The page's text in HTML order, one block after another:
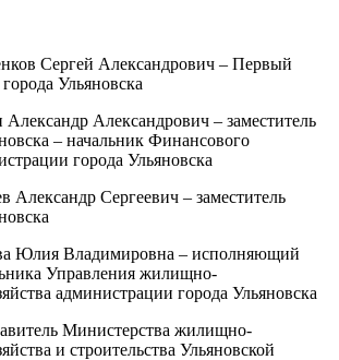
Александрович – Первый
Ульяновска
Александрович – заместитель
– начальник Финансового
города Ульяновска
Сергеевич – заместитель
Владимировна – исполняющий
Управления жилищно-
администрации города Ульяновска
Министерства жилищно-
и строительства Ульяновской